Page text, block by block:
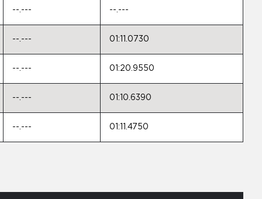
--.--- --.---
--.--- 01:11.0730
--.--- 01:20.9550
--.--- 01:10.6390
--.--- 01:11.4750